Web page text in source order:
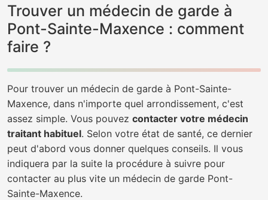
Trouver un médecin de garde à
Pont-Sainte-Maxence : comment
faire ?
Pour trouver un médecin de garde à Pont-Sainte-
Maxence, dans n'importe quel arrondissement, c'est
assez simple. Vous pouvez contacter votre médecin
traitant habituel. Selon votre état de santé, ce dernier
peut d'abord vous donner quelques conseils. Il vous
indiquera par la suite la procédure à suivre pour
contacter au plus vite un médecin de garde Pont-
Sainte-Maxence.